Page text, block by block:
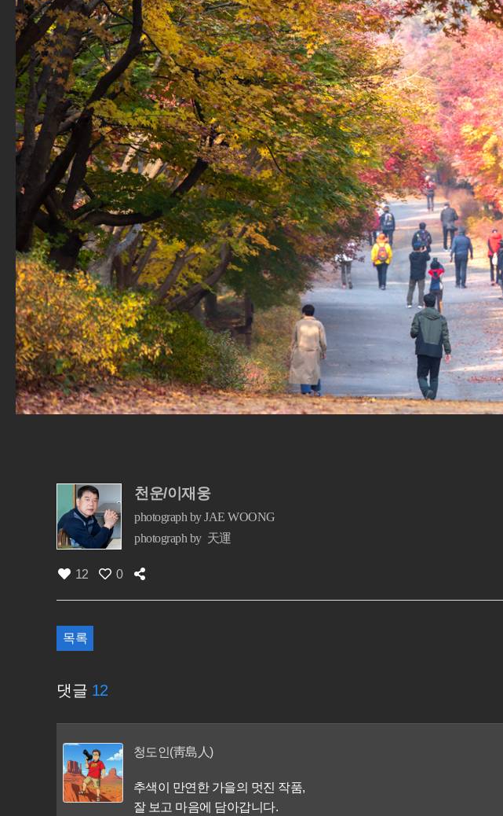
천운/이재웅
photograph by JAE WOONG
photograph by 天運
12 0
목록
댓글 12
청도인(靑島人)
추색이 만연한 가을의 멋진 작품,
잘 보고 마음에 담아갑니다.